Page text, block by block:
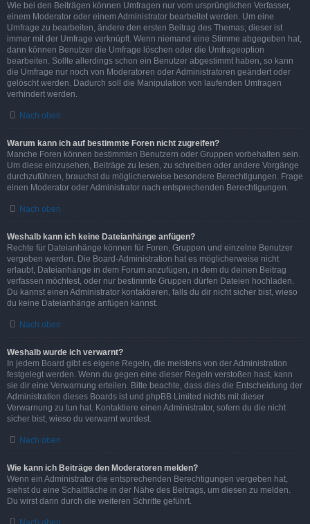
Wie bei den Beiträgen können Umfragen nur vom ursprünglichen Verfasser,
einem Moderator oder einem Administrator bearbeitet werden. Um eine
Umfrage zu bearbeiten, ändere den ersten Beitrag des Themas; dieser ist
immer mit der Umfrage verknüpft. Wenn niemand eine Stimme abgegeben hat,
dann können Benutzer die Umfrage löschen oder die Umfrageoption
bearbeiten. Sollte allerdings schon ein Benutzer abgestimmt haben, so kann
die Umfrage nur noch von Moderatoren oder Administratoren geändert oder
gelöscht werden. Dadurch soll die Manipulation von laufenden Umfragen
verhindert werden.
Nach oben
Warum kann ich auf bestimmte Foren nicht zugreifen?
Manche Foren können bestimmten Benutzern oder Gruppen vorbehalten sein.
Um diese einzusehen, Beiträge zu lesen, zu schreiben oder andere Vorgänge
durchzuführen, brauchst du möglicherweise besondere Berechtigungen. Frage
einen Moderator oder Administrator nach entsprechenden Berechtigungen.
Nach oben
Weshalb kann ich keine Dateianhänge anfügen?
Rechte für Dateianhänge können für Foren, Gruppen und einzelne Benutzer
vergeben werden. Die Board-Administration hat es möglicherweise nicht
erlaubt, Dateianhänge in dem Forum anzufügen, in dem du deinen Beitrag
verfassen möchtest, oder nur bestimmte Gruppen dürfen Dateien hochladen.
Du kannst einen Administrator kontaktieren, falls du dir nicht sicher bist, wieso
du keine Dateianhänge anfügen kannst.
Nach oben
Weshalb wurde ich verwarnt?
In jedem Board gibt es eigene Regeln, die meistens von der Administration
festgelegt werden. Wenn du gegen eine dieser Regeln verstoßen hast, kann
sie dir eine Verwarnung erteilen. Bitte beachte, dass dies die Entscheidung der
Administration dieses Boards ist und phpBB Limited nichts mit dieser
Verwarnung zu tun hat. Kontaktiere einen Administrator, sofern du die nicht
sicher bist, wieso du verwarnt wurdest.
Nach oben
Wie kann ich Beiträge den Moderatoren melden?
Wenn ein Administrator die entsprechenden Berechtigungen vergeben hat,
siehst du eine Schaltfläche in der Nähe des Beitrags, um diesen zu melden.
Du wirst dann durch die weiteren Schritte geführt.